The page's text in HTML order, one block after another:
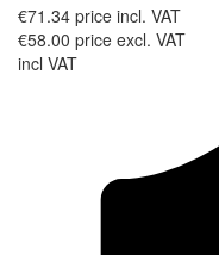
€71.34 price incl. VAT
€58.00 price excl. VAT
incl VAT